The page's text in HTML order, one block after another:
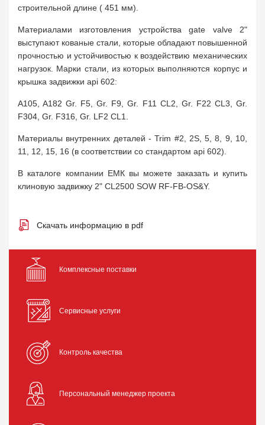
строительной длине ( 451 мм).
Материалами изготовления устройства gate valve 2"
выступают кованые стали, которые обладают повышенной
прочностью и устойчивостью к воздействию механических
нагрузок. Марки стали, из которых выполняются корпус и
крышка задвижки api 602:
A105, A182 Gr. F5, Gr. F9, Gr. F11 CL2, Gr. F22 CL3, Gr.
F304, Gr. F316, Gr. LF2 CL1.
Материалы внутренних деталей - Trim #2, 2S, 5, 8, 9, 10,
11, 12, 15, 16 (в соответствии со стандартом api 602).
В каталоге компании ЕМК вы можете заказать и купить
клиновую задвижку 2" CL2500 SOW RF-FB-OS&Y.
Скачать информацию в pdf
Комплексные поставки
Сервисные услуги
Контроль качества
Персональный менеджер проекта